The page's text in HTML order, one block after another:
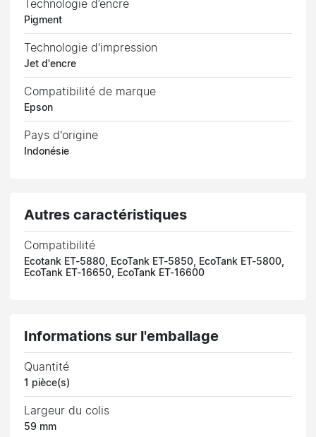
Technologie d’encre
Pigment
Technologie d'impression
Jet d'encre
Compatibilité de marque
Epson
Pays d'origine
Indonésie
Autres caractéristiques
Compatibilité
Ecotank ET-5880, EcoTank ET-5850, EcoTank ET-5800,
EcoTank ET-16650, EcoTank ET-16600
Informations sur l'emballage
Quantité
1 pièce(s)
Largeur du colis
59 mm